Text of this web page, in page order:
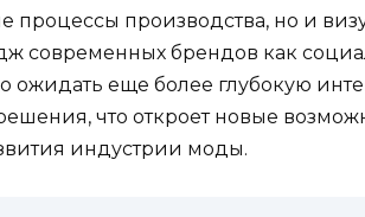
процессы производства, но и
современных брендов как
ожидать еще более глубокую
что откроет новые
индустрии моды.